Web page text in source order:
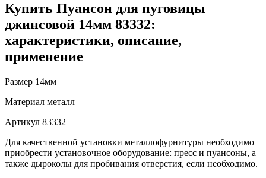
Купить Пуансон для пуговицы
джинсовой 14мм 83332:
характеристики, описание,
применение
Размер 14мм
Материал металл
Артикул 83332
Для качественной установки металлофурнитуры необходимо
приобрести установочное оборудование: пресс и пуансоны, а
также дыроколы для пробивания отверстия, если необходимо.